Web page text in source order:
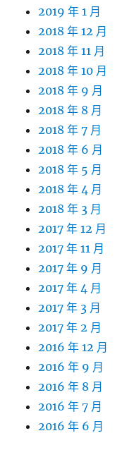
2019 年 1 月
2018 年 12 月
2018 年 11 月
2018 年 10 月
2018 年 9 月
2018 年 8 月
2018 年 7 月
2018 年 6 月
2018 年 5 月
2018 年 4 月
2018 年 3 月
2017 年 12 月
2017 年 11 月
2017 年 9 月
2017 年 4 月
2017 年 3 月
2017 年 2 月
2016 年 12 月
2016 年 9 月
2016 年 8 月
2016 年 7 月
2016 年 6 月